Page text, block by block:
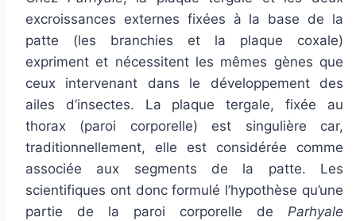
excroissances externes fixées à la base de la
patte (les branchies et la plaque coxale)
expriment et nécessitent les mêmes gènes que
ceux intervenant dans le développement des
ailes d’insectes. La plaque tergale, fixée au
thorax (paroi corporelle) est singulière car,
traditionnellement, elle est considérée comme
associée aux segments de la patte. Les
scientifiques ont donc formulé l’hypothèse qu’une
partie de la paroi corporelle de Parhyale